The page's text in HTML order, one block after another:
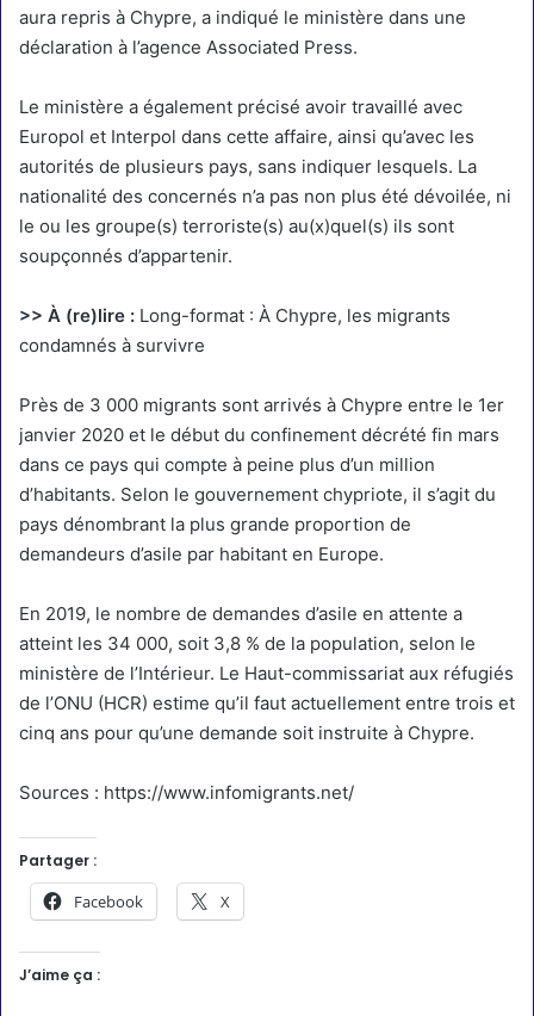
aura repris à Chypre, a indiqué le ministère dans une
déclaration à l’agence Associated Press.
Le ministère a également précisé avoir travaillé avec
Europol et Interpol dans cette affaire, ainsi qu’avec les
autorités de plusieurs pays, sans indiquer lesquels. La
nationalité des concernés n’a pas non plus été dévoilée, ni
le ou les groupe(s) terroriste(s) au(x)quel(s) ils sont
soupçonnés d’appartenir.
>> À (re)lire : Long-format : À Chypre, les migrants
condamnés à survivre
Près de 3 000 migrants sont arrivés à Chypre entre le 1er
janvier 2020 et le début du confinement décrété fin mars
dans ce pays qui compte à peine plus d’un million
d’habitants. Selon le gouvernement chypriote, il s’agit du
pays dénombrant la plus grande proportion de
demandeurs d’asile par habitant en Europe.
En 2019, le nombre de demandes d’asile en attente a
atteint les 34 000, soit 3,8 % de la population, selon le
ministère de l’Intérieur. Le Haut-commissariat aux réfugiés
de l’ONU (HCR) estime qu’il faut actuellement entre trois et
cinq ans pour qu’une demande soit instruite à Chypre.
Sources : https://www.infomigrants.net/
Partager :
Facebook X
J’aime ça :